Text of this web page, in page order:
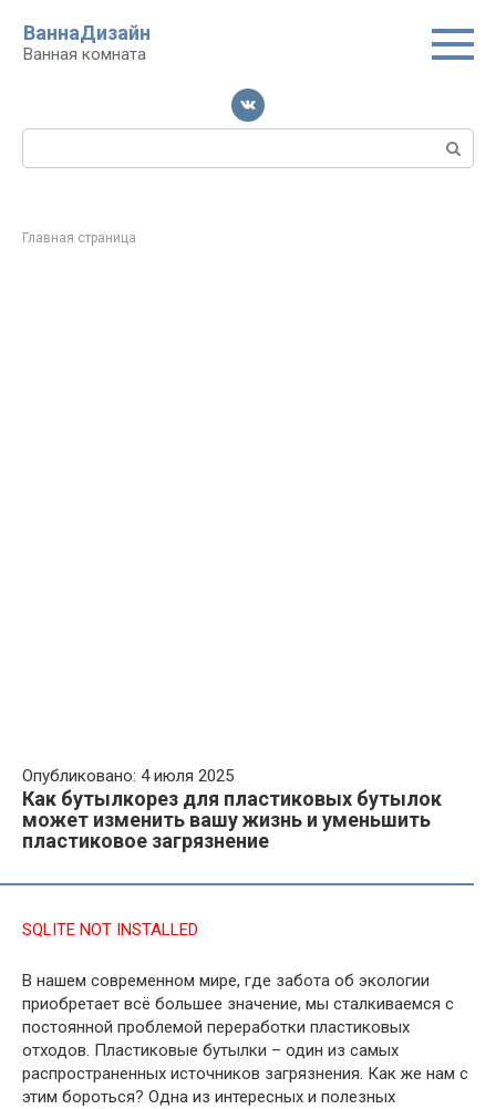
контенту
ВаннаДизайн
Ванная комната
Поиск:
Главная страница
Опубликовано: 4 июля 2025
Как бутылкорез для пластиковых бутылок
может изменить вашу жизнь и уменьшить
пластиковое загрязнение
SQLITE NOT INSTALLED
В нашем современном мире, где забота об экологии
приобретает всё большее значение, мы сталкиваемся с
постоянной проблемой переработки пластиковых
отходов. Пластиковые бутылки – один из самых
распространенных источников загрязнения. Как же нам с
этим бороться? Одна из интересных и полезных